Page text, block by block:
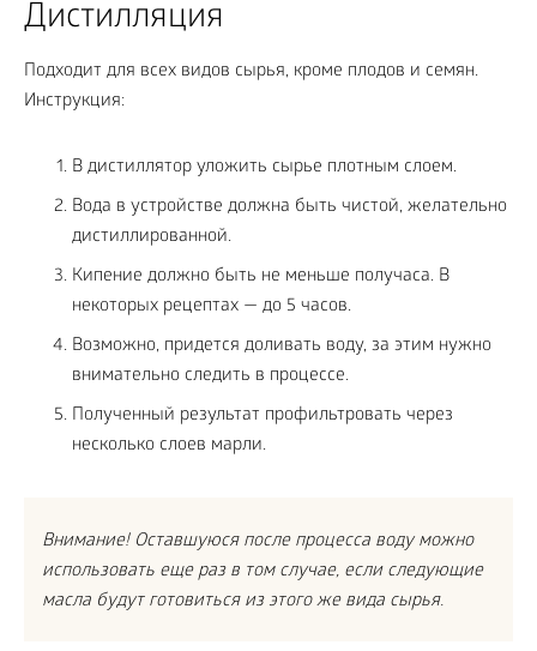
Дистилляция
Подходит для всех видов сырья, кроме плодов и семян.
Инструкция:
В дистиллятор уложить сырье плотным слоем.
Вода в устройстве должна быть чистой, желательно
дистиллированной.
Кипение должно быть не меньше получаса. В
некоторых рецептах — до 5 часов.
Возможно, придется доливать воду, за этим нужно
внимательно следить в процессе.
Полученный результат профильтровать через
несколько слоев марли.
Внимание! Оставшуюся после процесса воду можно
использовать еще раз в том случае, если следующие
масла будут готовиться из этого же вида сырья.